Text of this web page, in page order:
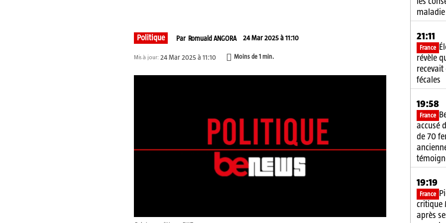
Politique Par Romuald ANGORA 24 Mar 2025 à 11:10
Mis à jour: 24 Mar 2025 à 11:10 Moins de 1min.
maladie
21:11
France
révèle
fécales
19:58
France
accusé
de 70
19:19
France
critique
après